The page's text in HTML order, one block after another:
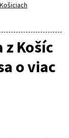
Košíc
o viac